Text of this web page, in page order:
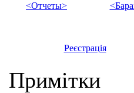
<Отчеты>
Реєстрація
Примітки